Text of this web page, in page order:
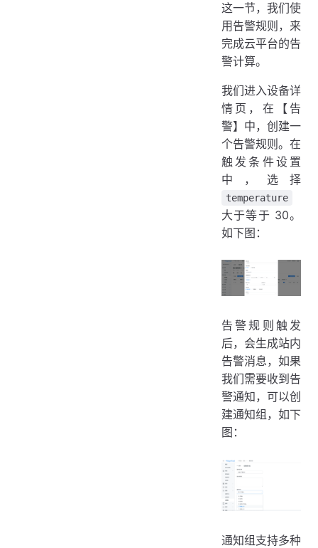
这一节，我们使
用告警规则，来
完成云平台的告
警计算。
我们进入设备详
情页，在【告
警】中，创建一
个告警规则。在
触发条件设置
中，选择
temperature
大于等于 30。
如下图：
告警规则触发
后，会生成站内
告警消息，如果
我们需要收到告
警通知，可以创
建通知组，如下
图：
通知组支持多种